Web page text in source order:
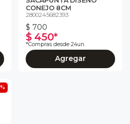
CONEJO 8CM
2800245682393
$ 700
$ 450*
*Compras desde 24un.
Agregar